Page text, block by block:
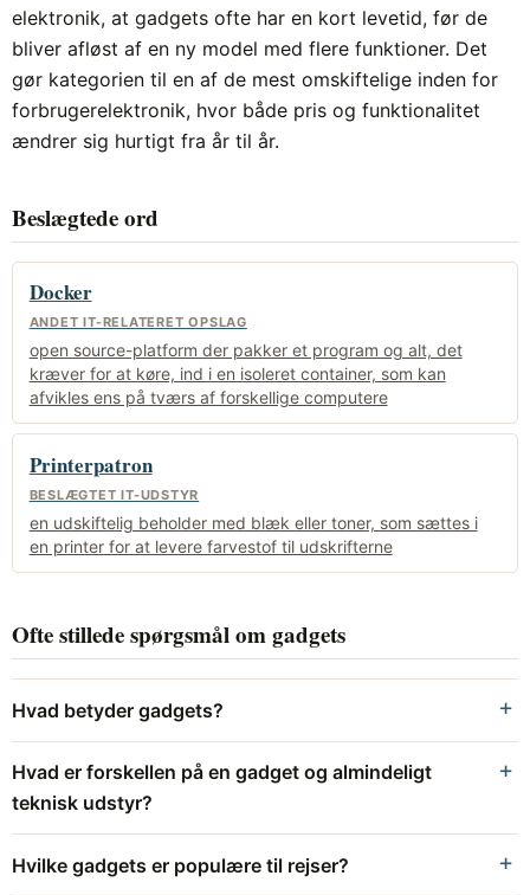
elektronik, at gadgets ofte har en kort levetid, før de
bliver afløst af en ny model med flere funktioner. Det
gør kategorien til en af de mest omskiftelige inden for
forbrugerelektronik, hvor både pris og funktionalitet
ændrer sig hurtigt fra år til år.
Beslægtede ord
Docker
ANDET IT-RELATERET OPSLAG
open source-platform der pakker et program og alt, det
kræver for at køre, ind i en isoleret container, som kan
afvikles ens på tværs af forskellige computere
Printerpatron
BESLÆGTET IT-UDSTYR
en udskiftelig beholder med blæk eller toner, som sættes i
en printer for at levere farvestof til udskrifterne
Ofte stillede spørgsmål om gadgets
Hvad betyder gadgets?
Hvad er forskellen på en gadget og almindeligt
teknisk udstyr?
Hvilke gadgets er populære til rejser?